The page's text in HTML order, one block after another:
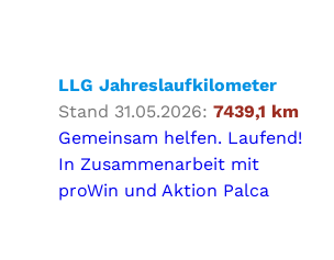
LLG Jahreslaufkilometer
Stand 31.05.2026: 7439,1 km
Gemeinsam helfen. Laufend!
In Zusammenarbeit mit
proWin und Aktion Palca